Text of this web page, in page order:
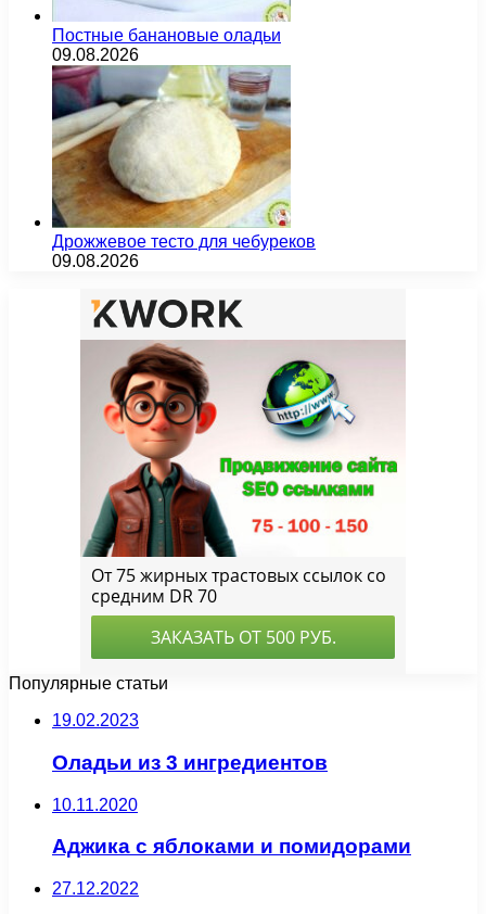
Постные банановые оладьи
09.08.2026
Дрожжевое тесто для чебуреков
09.08.2026
Популярные статьи
19.02.2023
Оладьи из 3 ингредиентов
10.11.2020
Аджика с яблоками и помидорами
27.12.2022